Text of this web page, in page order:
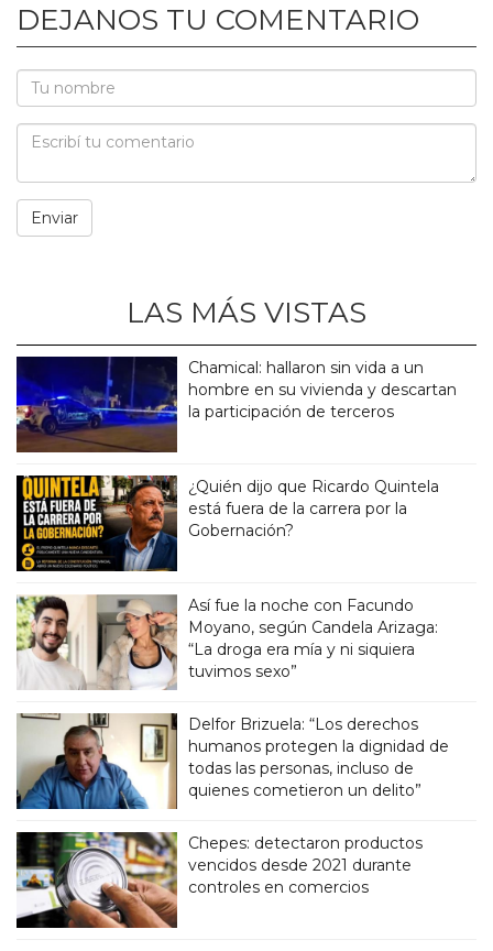
DEJANOS TU COMENTARIO
LAS MÁS VISTAS
Chamical: hallaron sin vida a un
hombre en su vivienda y descartan
la participación de terceros
¿Quién dijo que Ricardo Quintela
está fuera de la carrera por la
Gobernación?
Así fue la noche con Facundo
Moyano, según Candela Arizaga:
“La droga era mía y ni siquiera
tuvimos sexo”
Delfor Brizuela: “Los derechos
humanos protegen la dignidad de
todas las personas, incluso de
quienes cometieron un delito”
Chepes: detectaron productos
vencidos desde 2021 durante
controles en comercios